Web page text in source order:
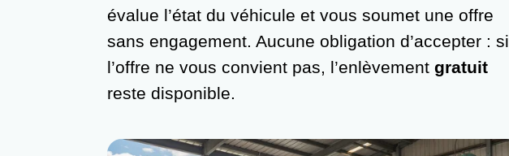
évalue l’état du véhicule et vous soumet une offre
sans engagement. Aucune obligation d’accepter : si
l’offre ne vous convient pas, l’enlèvement gratuit
reste disponible.